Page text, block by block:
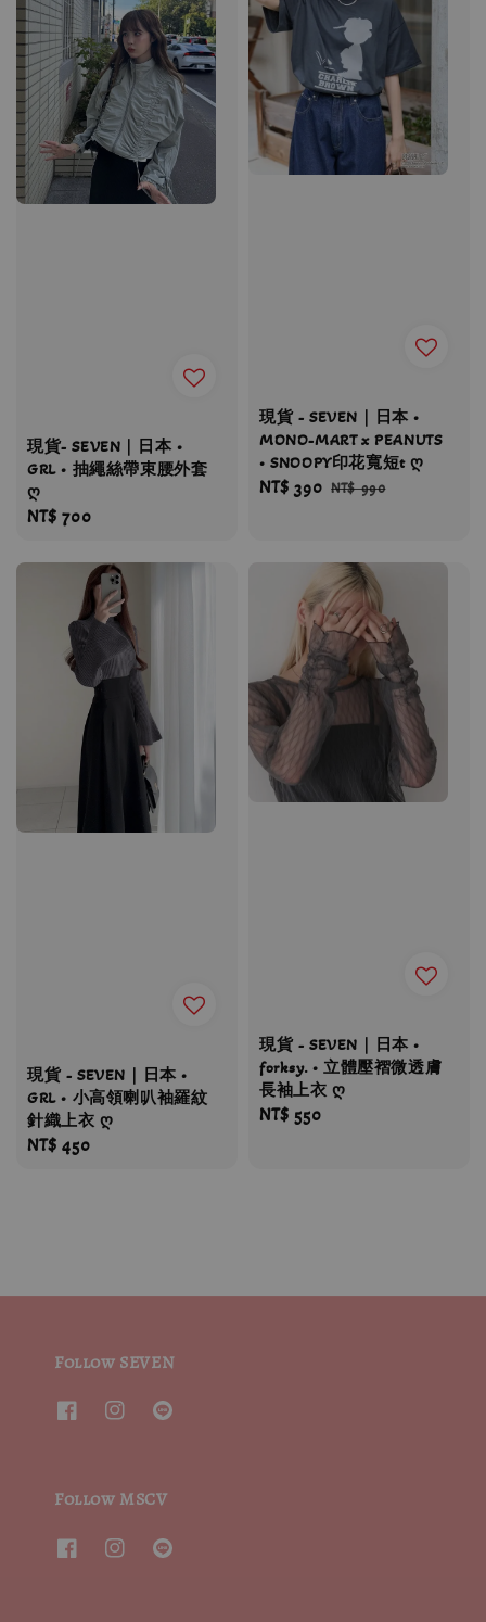
現貨- SEVEN｜日本 •
GRL • 抽繩絲帶束腰外套
ღ
Regular
NT$ 700
現貨 - SEVEN｜日本 •
MONO-MART x PEANUTS
• SNOOPY印花寬短t ღ
Sale
NT$ 390 Regular
NT$ 990
現貨 - SEVEN｜日本 •
GRL • 小高領喇叭袖羅紋
針織上衣 ღ
Regular
NT$ 450
現貨 - SEVEN｜日本 •
forksy. • 立體壓褶微透膚
長袖上衣 ღ
Regular
NT$ 550
Follow SEVEN
Follow MSCV